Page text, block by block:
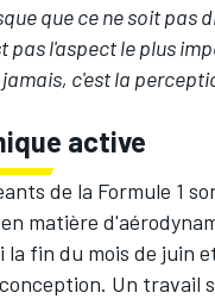
que ce ne soit pas
pas l'aspect le plus
c'est la
active
de la Formule 1
matière
fin du mois de juin
Un travail